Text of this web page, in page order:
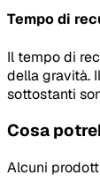
Tempo di
Il tempo di
della gravità.
sottostanti
Cosa
Alcuni